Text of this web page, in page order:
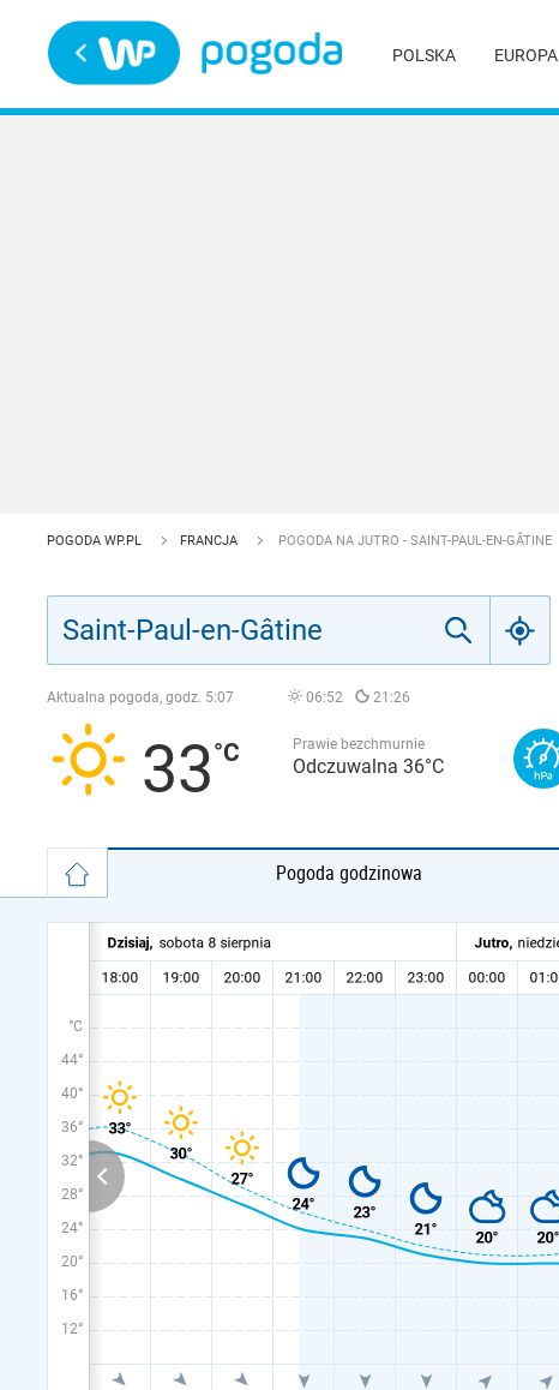
POLSKA EUROPA
POGODA WP.PL FRANCJA POGODA NA JUTRO - SAINT-PAUL-EN-GÂTINE
Aktualna pogoda, godz. 5:07 06:52 21:26
33 Prawie bezchmurnie
Odczuwalna 36°C
Pogoda godzinowa
°C
44°
40°
36°
32°
28°
24°
20°
16°
12°